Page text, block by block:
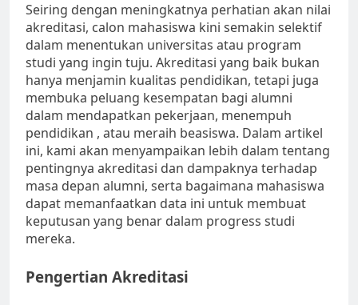
Seiring dengan meningkatnya perhatian akan nilai
akreditasi, calon mahasiswa kini semakin selektif
dalam menentukan universitas atau program
studi yang ingin tuju. Akreditasi yang baik bukan
hanya menjamin kualitas pendidikan, tetapi juga
membuka peluang kesempatan bagi alumni
dalam mendapatkan pekerjaan, menempuh
pendidikan , atau meraih beasiswa. Dalam artikel
ini, kami akan menyampaikan lebih dalam tentang
pentingnya akreditasi dan dampaknya terhadap
masa depan alumni, serta bagaimana mahasiswa
dapat memanfaatkan data ini untuk membuat
keputusan yang benar dalam progress studi
mereka.
Pengertian Akreditasi